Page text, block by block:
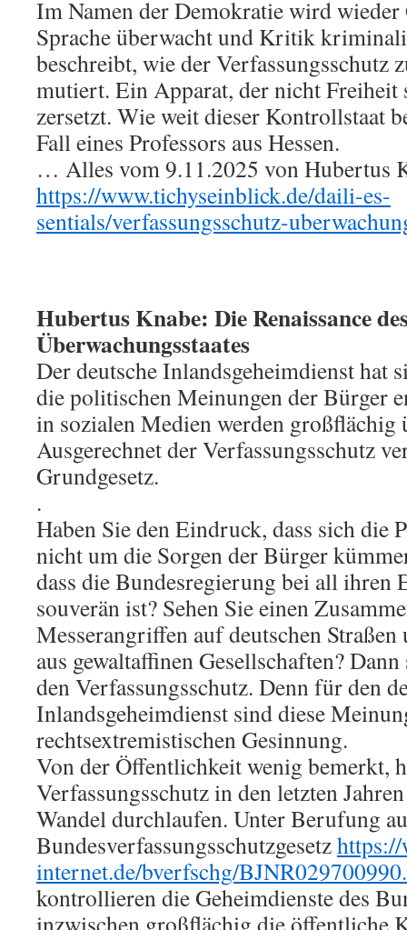
Im Namen der Demokratie wird
Sprache überwacht und Kritik
beschreibt, wie der Verfassungsschutz
mutiert. Ein Apparat, der nicht Freiheit
zersetzt. Wie weit dieser Kontrollstaat
Fall eines Professors aus Hessen.
… Alles vom 9.11.2025 von Hubertus
https://www.tichyseinblick.de/daili-es-
sentials/verfassungsschutz-
Hubertus Knabe: Die Renaissance
Überwachungsstaates
Der deutsche Inlandsgeheimdienst hat
die politischen Meinungen der Bürger
in sozialen Medien werden großflächig
Ausgerechnet der Verfassungsschutz
Grundgesetz.
.
Haben Sie den Eindruck, dass sich die
nicht um die Sorgen der Bürger
dass die Bundesregierung bei all ihren
souverän ist? Sehen Sie einen
Messerangriffen auf deutschen
aus gewaltaffinen Gesellschaften?
den Verfassungsschutz. Denn für den
Inlandsgeheimdienst sind diese
rechtsextremistischen Gesinnung.
Von der Öffentlichkeit wenig bemerkt,
Verfassungsschutz in den letzten
Wandel durchlaufen. Unter Berufung
Bundesverfassungsschutzgesetz
internet.de/bverfschg/
kontrollieren die Geheimdienste des
inzwischen großflächig die öffentliche